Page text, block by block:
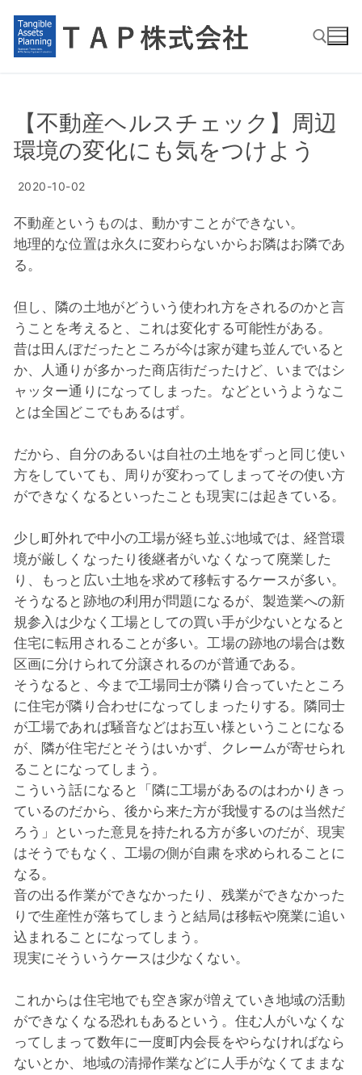
検
索:
会社概要
代表者の紹介
ＴＡＰについて
不動産仲介
任意売却
物件情報
コラム
【不動産ヘルスチェック】周辺
環境の変化にも気をつけよう
2020-10-02
不動産というものは、動かすことができない。
地理的な位置は永久に変わらないからお隣はお隣であ
る。
但し、隣の土地がどういう使われ方をされるのかと言
うことを考えると、これは変化する可能性がある。
昔は田んぼだったところが今は家が建ち並んでいると
か、人通りが多かった商店街だったけど、いまではシ
ャッター通りになってしまった。などというようなこ
とは全国どこでもあるはず。
だから、自分のあるいは自社の土地をずっと同じ使い
方をしていても、周りが変わってしまってその使い方
ができなくなるといったことも現実には起きている。
少し町外れで中小の工場が経ち並ぶ地域では、経営環
境が厳しくなったり後継者がいなくなって廃業した
り、もっと広い土地を求めて移転するケースが多い。
そうなると跡地の利用が問題になるが、製造業への新
規参入は少なく工場としての買い手が少ないとなると
住宅に転用されることが多い。工場の跡地の場合は数
区画に分けられて分譲されるのが普通である。
そうなると、今まで工場同士が隣り合っていたところ
に住宅が隣り合わせになってしまったりする。隣同士
が工場であれば騒音などはお互い様ということになる
が、隣が住宅だとそうはいかず、クレームが寄せられ
ることになってしまう。
こういう話になると「隣に工場があるのはわかりきっ
ているのだから、後から来た方が我慢するのは当然だ
ろう」といった意見を持たれる方が多いのだが、現実
はそうでもなく、工場の側が自粛を求められることに
なる。
音の出る作業ができなかったり、残業ができなかった
りで生産性が落ちてしまうと結局は移転や廃業に追い
込まれることになってしまう。
現実にそういうケースは少なくない。
これからは住宅地でも空き家が増えていき地域の活動
ができなくなる恐れもあるという。住む人がいなくな
ってしまって数年に一度町内会長をやらなければなら
ないとか、地域の清掃作業などに人手がなくてままな